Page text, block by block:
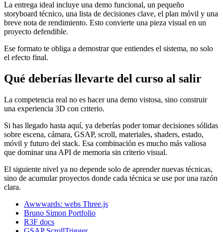
La entrega ideal incluye una demo funcional, un pequeño
storyboard técnico, una lista de decisiones clave, el plan móvil y una
breve nota de rendimiento. Esto convierte una pieza visual en un
proyecto defendible.
Ese formato te obliga a demostrar que entiendes el sistema, no solo
el efecto final.
Qué deberías llevarte del curso al salir
La competencia real no es hacer una demo vistosa, sino construir
una experiencia 3D con criterio.
Si has llegado hasta aquí, ya deberías poder tomar decisiones sólidas
sobre escena, cámara, GSAP, scroll, materiales, shaders, estado,
móvil y futuro del stack. Esa combinación es mucho más valiosa
que dominar una API de memoria sin criterio visual.
El siguiente nivel ya no depende solo de aprender nuevas técnicas,
sino de acumular proyectos donde cada técnica se use por una razón
clara.
Awwwards: webs Three.js
Bruno Simon Portfolio
R3F docs